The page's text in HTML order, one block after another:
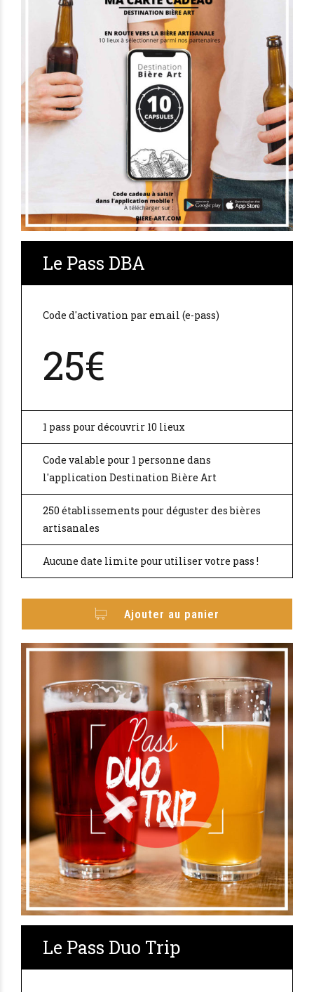
Le Pass DBA
Code d'activation par email (e-pass)
25€
1 pass pour découvrir 10 lieux
Code valable pour 1 personne dans
l'application Destination Bière Art
250 établissements pour déguster des bières
artisanales
Aucune date limite pour utiliser votre pass !
Ajouter au panier
Le Pass Duo Trip